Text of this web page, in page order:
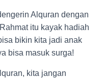
Alquran dengan
itu kayak hadiah
bikin kita jadi anak
bisa masuk surga!
kita jangan